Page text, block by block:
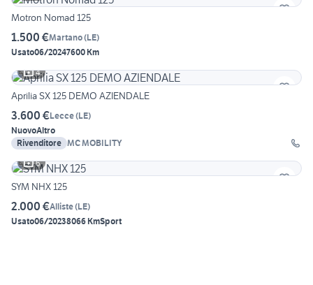
Motron Nomad 125
1.500 €Martano(LE)
Usato06/20247600 Km
4
Aprilia SX 125 DEMO AZIENDALE
3.600 €Lecce(LE)
NuovoAltro
Rivenditore MC MOBILITY
6
SYM NHX 125
2.000 €Alliste(LE)
Usato06/20238066 KmSport